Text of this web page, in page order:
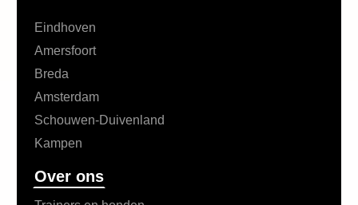
Eindhoven
Amersfoort
Breda
Amsterdam
Schouwen-Duivenland
Kampen
Over ons